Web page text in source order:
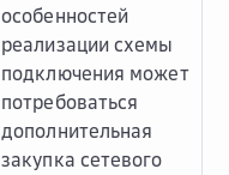
особенностей
реализации схемы
подключения может
потребоваться
дополнительная
закупка сетевого